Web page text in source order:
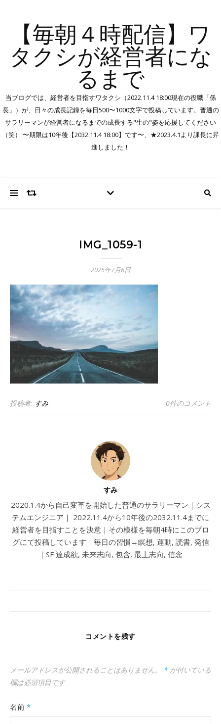
【毎朝４時配信】ワ
タクシが経営者にな
るまで
当ブログでは、経営者を目指すワタクシ（2022.11.4 18:00現在の役職「係
長」）が、日々の成長記録を毎日500〜1000文字で投稿しています。普通の
サラリーマンが経営者になるまでの成長する"生の"姿を応援してください
（笑） 〜期限は10年後【2032.11.4 18:00】です〜、★2023.4.1より課長に昇
進しました！
IMG_1059-1
2025年7月6日
投稿者: すみ 0件のコメント
すみ
2020.1.4から自己変革を開始した普通のサラリーマン｜シス
テムエンジニア｜ 2022.11.4から10年後の2032.11.4までに
経営者を目指すことを決意｜その模様を毎朝4時にこのブロ
グにて投稿しています｜毎日の習慣→瞑想, 運動, 読書, 発信
｜SF 達成欲, 未来志向, 包含, 最上志向, 信念
コメントを残す
メールアドレスが公開されることはありません。 * が付いている
欄は必須項目です
名前 *